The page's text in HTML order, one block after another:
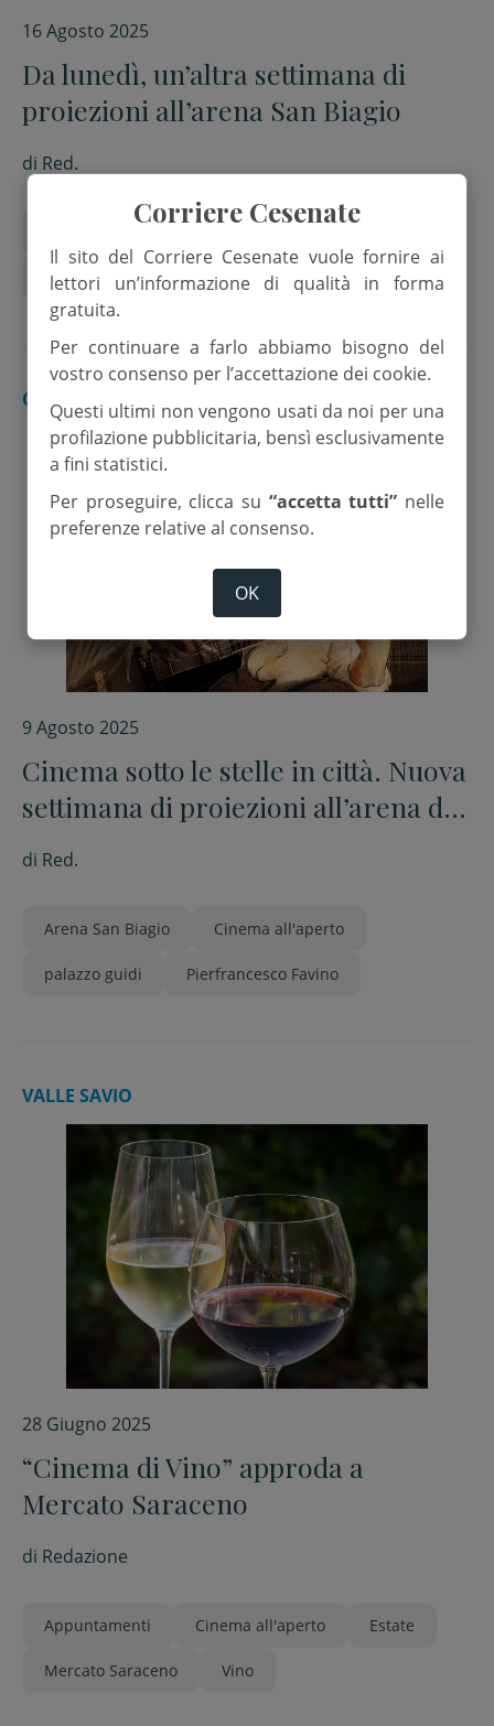
16 Agosto 2025
Da lunedì, un’altra settimana di
proiezioni all’arena San Biagio
di Red.
Estate fabio de luigi
CESENA
9 Agosto 2025
Cinema sotto le stelle in città. Nuova
settimana di proiezioni all’arena di
Palazzo Guidi
di Red.
Arena San Biagio Cinema all'aperto
palazzo guidi Pierfrancesco Favino
VALLE SAVIO
28 Giugno 2025
“Cinema di Vino” approda a
Mercato Saraceno
di Redazione
Appuntamenti Cinema all'aperto Estate
Mercato Saraceno Vino
Corriere Cesenate
Il sito del Corriere Cesenate vuole fornire ai
lettori un’informazione di qualità in forma
gratuita.
Per continuare a farlo abbiamo bisogno del
vostro consenso per l’accettazione dei cookie.
Questi ultimi non vengono usati da noi per una
profilazione pubblicitaria, bensì esclusivamente
a fini statistici.
Per proseguire, clicca su “accetta tutti” nelle
preferenze relative al consenso.
OK